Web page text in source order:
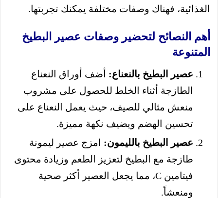
الغذائية، فهناك وصفات مختلفة يمكنك تجربتها.
أهم النصائح لتحضير وصفات عصير البطيخ
المتنوعة
عصير البطيخ بالنعناع: أضف أوراق النعناع
الطازجة أثناء الخلط للحصول على مشروب
منعش مثالي للصيف، حيث يعمل النعناع على
تحسين الهضم ويضيف نكهة مميزة.
عصير البطيخ بالليمون: امزج عصير ليمونة
طازجة مع البطيخ لتعزيز الطعم وزيادة محتوى
فيتامين C، مما يجعل العصير أكثر صحية
ومنعشاً.